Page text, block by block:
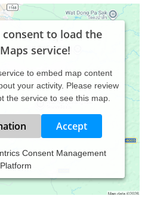
consent to load the
service!
to embed map content
your activity. Please review
the service to see this map.
Accept
Consent Management
Platform